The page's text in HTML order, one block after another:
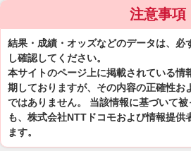
注意事項
結果・成績・オッズなどのデータは、必
し確認してください。
本サイトのページ上に掲載されている情
期しておりますが、その内容の正確性お
ではありません。 当該情報に基づいて
も、株式会社NTTドコモおよび情報提供
ます。